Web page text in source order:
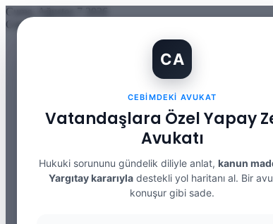
CA
CEBIMDEKI AVUKAT
Vatandaşlara Özel Yapay
Avukatı
Hukuki sorununu gündelik diliyle anlat, kanun
Yargıtay kararıyla destekli yol haritanı al. Bir
konuşur gibi sade.
Cuma, Ağustos 7 2026
Güncel Makale
İBAN Kiralama Cezasında Yeni Dönem: TCK
12. Yargı Paketi Kabul Edildi: Avukat Gözüyle
Banka Hesabımı Dolandırıcılara Kullandırdım,
Yargıtay Kararı İncelemesi ve Tanık Beyanları: 9.
Kusur Belirlemesinin Maddi ve Manevi Tazminata
Kusur Belirlemesinin Maddi ve Manevi Tazminata
Kira Sözleşmesinin Feshi ve Bilirkişi İncelemesi: 9.
Yargıtay Kararı İncelemesi: 2. Ceza Dairesi 2026/
Facebook